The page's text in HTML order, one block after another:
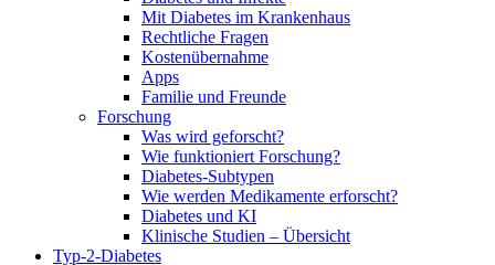
Mit Diabetes im Krankenhaus
Rechtliche Fragen
Kostenübernahme
Apps
Familie und Freunde
Forschung
Was wird geforscht?
Wie funktioniert Forschung?
Diabetes-Subtypen
Wie werden Medikamente erforscht?
Diabetes und KI
Klinische Studien – Übersicht
Typ-2-Diabetes